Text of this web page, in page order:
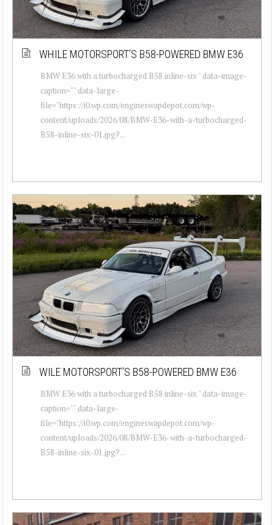
WHILE MOTORSPORT’S B58-POWERED BMW E36
BMW E36 with a turbocharged B58 inline-six " data-image-
caption="" data-large-
file="https://i0.wp.com/engineswapdepot.com/wp-
content/uploads/2026/08/BMW-E36-with-a-turbocharged-
B58-inline-six-01.jpg?...
WILE MOTORSPORT’S B58-POWERED BMW E36
BMW E36 with a turbocharged B58 inline-six " data-image-
caption="" data-large-
file="https://i0.wp.com/engineswapdepot.com/wp-
content/uploads/2026/08/BMW-E36-with-a-turbocharged-
B58-inline-six-01.jpg?...